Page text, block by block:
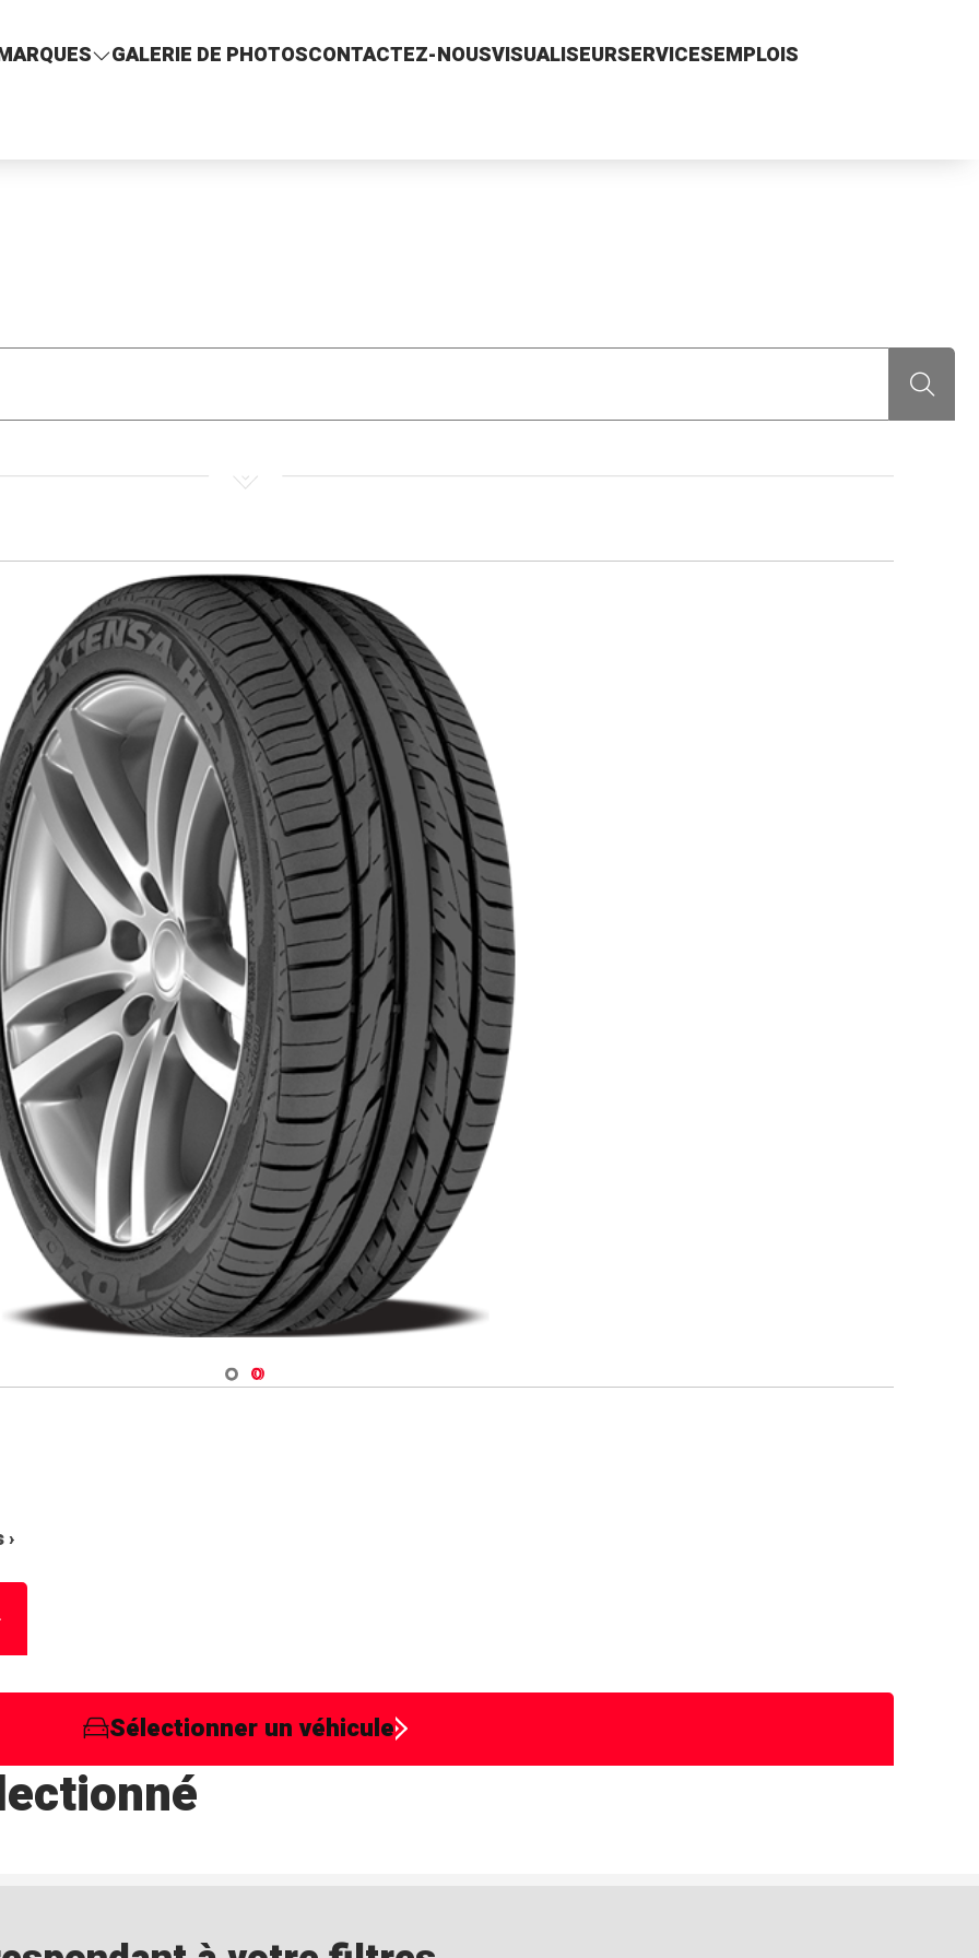
GALERIE DE PHOTOSCONTACTEZ-NOUSVISUALISEURSERVICESEMPLOIS
Navigate 1
Navigate 2
Sélectionner un véhicule